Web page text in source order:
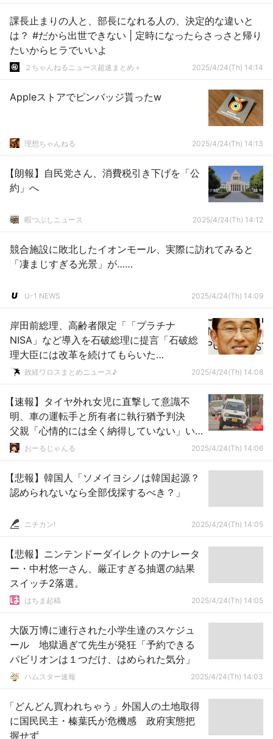
課長止まりの人と、部長になれる人の、決定的な違いと
は？ #だから出世できない | 定時になったらさっさと帰り
たいからヒラでいいよ
２ちゃんねるニュース超速まとめ＋ 2025/4/24(Th) 14:14
Appleストアでピンバッジ貰ったw
理想ちゃんねる 2025/4/24(Th) 14:13
【朗報】自民党さん、消費税引き下げを「公
約」へ
暇つぶしニュース 2025/4/24(Th) 14:12
競合施設に敗北したイオンモール、実際に訪れてみると
「凄まじすぎる光景」が……
U-1 NEWS 2025/4/24(Th) 14:09
岸田前総理、高齢者限定「「プラチナ
NISA」など導入を石破総理に提言「石破総
理大臣には改革を続けてもらいた
い！！！」ｗｗｗｗｗｗｗｗｗｗｗｗｗｗ
政経ワロスまとめニュース♪ 2025/4/24(Th) 14:08
【速報】タイヤ外れ女児に直撃して意識不
明、車の運転手と所有者に執行猶予判決
父親「心情的には全く納得していない」い
まも意識不明
おーるじゃんる 2025/4/24(Th) 14:06
【悲報】韓国人「ソメイヨシノは韓国起源？
認められないなら全部伐採するべき？」
ニチカン! 2025/4/24(Th) 14:05
【悲報】ニンテンドーダイレクトのナレータ
ー・中村悠一さん、厳正すぎる抽選の結果
スイッチ2落選。
はちま起稿 2025/4/24(Th) 14:05
大阪万博に連行された小学生達のスケジュ
ール 地獄過ぎて先生が発狂「予約できる
パビリオンは１つだけ、はめられた気分」
ハムスター速報 2025/4/24(Th) 14:03
「どんどん買われちゃう」外国人の土地取得
に国民民主・榛葉氏が危機感 政府実態把
握せず